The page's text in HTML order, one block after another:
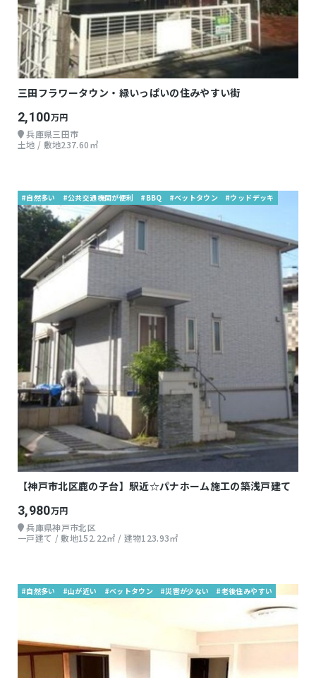
三田フラワータウン・緑いっぱいの住みやすい街
2,100万円
兵庫県三田市
土地 / 敷地237.60㎡
#自然多い #公共交通機関が便利 #BBQ #ベットタウン #ウッドデッキ
【神戸市北区鹿の子台】駅近☆パナホーム施工の築浅戸建て
3,980万円
兵庫県神戸市北区
一戸建て / 敷地152.22㎡ / 建物123.93㎡
#自然多い #山が近い #ベットタウン #災害が少ない #老後住みやすい